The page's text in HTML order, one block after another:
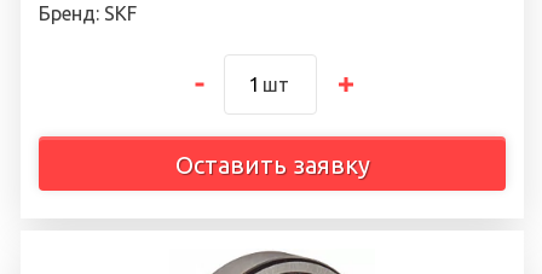
Бренд: SKF
шт
Оставить заявку